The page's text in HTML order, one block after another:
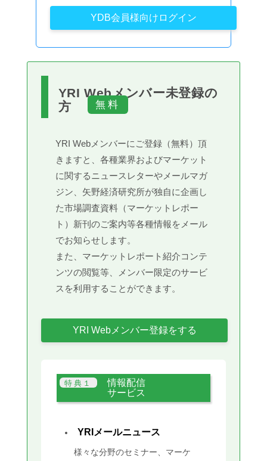
YDB会員様向けログイン
YRI Webメンバー未登録の
方
YRI Webメンバーにご登録（無料）頂
きますと、各種業界およびマーケット
に関するニュースレターやメールマガ
ジン、矢野経済研究所が独自に企画し
た市場調査資料（マーケットレポー
ト）新刊のご案内等各種情報をメール
でお知らせします。
また、マーケットレポート紹介コンテ
ンツの閲覧等、メンバー限定のサービ
スを利用することができます。
YRI Webメンバー登録をする
情報配信
サービス
YRIメールニュース
様々な分野のセミナー、マーケ